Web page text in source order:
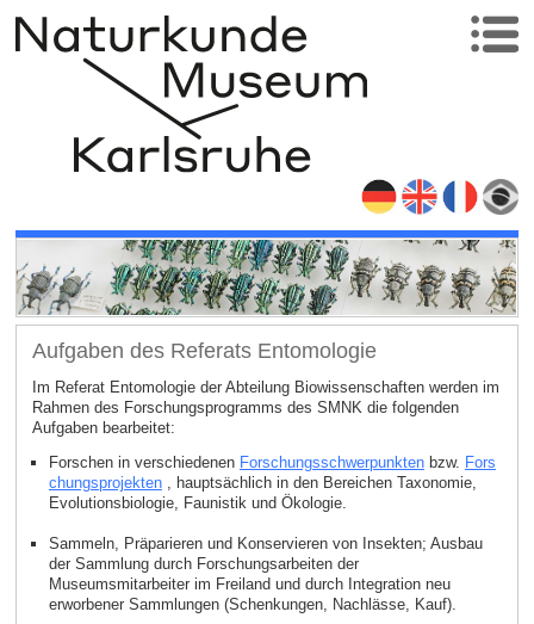
Aufgaben des Referats Entomologie
Im Referat Entomologie der Abteilung Biowissenschaften werden im
Rahmen des Forschungsprogramms des SMNK die folgenden
Aufgaben bearbeitet:
Forschen in verschiedenen Forschungsschwerpunktenbzw. Fors
chungsprojekten, hauptsächlich in den Bereichen Taxonomie,
Evolutionsbiologie, Faunistik und Ökologie.
Sammeln, Präparieren und Konservieren von Insekten; Ausbau
der Sammlung durch Forschungsarbeiten der
Museumsmitarbeiter im Freiland und durch Integration neu
erworbener Sammlungen (Schenkungen, Nachlässe, Kauf).